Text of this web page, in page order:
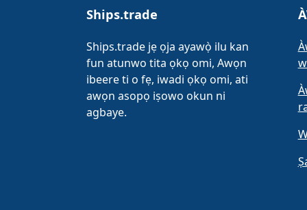
Ships.trade
Ships.trade jẹ ọja ayawọ̀ ilu kan
fun atunwo tita ọkọ omi, Awọn
ibeere ti o fẹ, iwadi ọkọ omi, ati
awọn asopọ iṣowo okun ni
agbaye.